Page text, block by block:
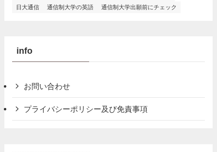
日大通信
通信制大学の英語 通信制大学出願前にチェック
info
お問い合わせ
プライバシーポリシー及び免責事項